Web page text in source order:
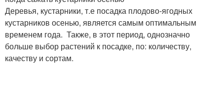
Деревья, кустарники, т.е посадка плодово-ягодных
кустарников осенью, является самым оптимальным
временем года. Также, в этот период, однозначно
больше выбор растений к посадке, по: количеству,
качеству и сортам.